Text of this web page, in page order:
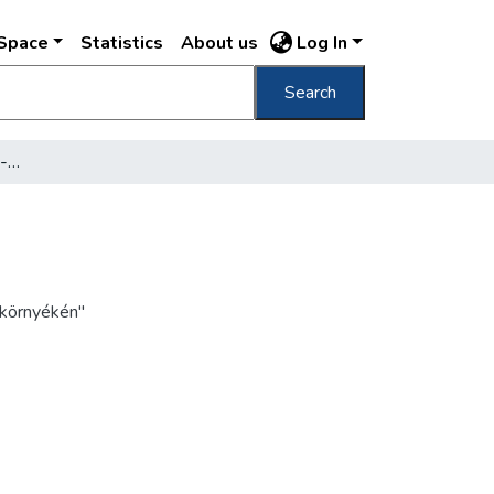
Statistics About us Log In
Search
[Filmforgatás (?) a Gellért-hegy oldalában]